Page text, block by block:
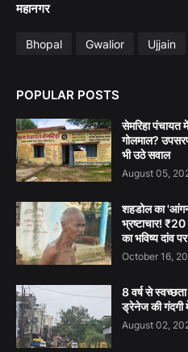
महानगर
Bhopal Gwalior Ujjain
POPULAR POSTS
सेमरिहा पंचायत
गोलमाल?
भी उठे सवाल
August 05,
शहडोल का
भ्रष्टाचार!
का भविष्य
October 16,
8 वर्ष से
ड्रेनेज की गंदगी
August 02,